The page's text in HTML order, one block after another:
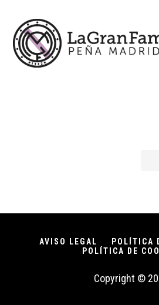
AVISO LEGAL
POLÍTICA
POLÍTICA DE
Copyright ©